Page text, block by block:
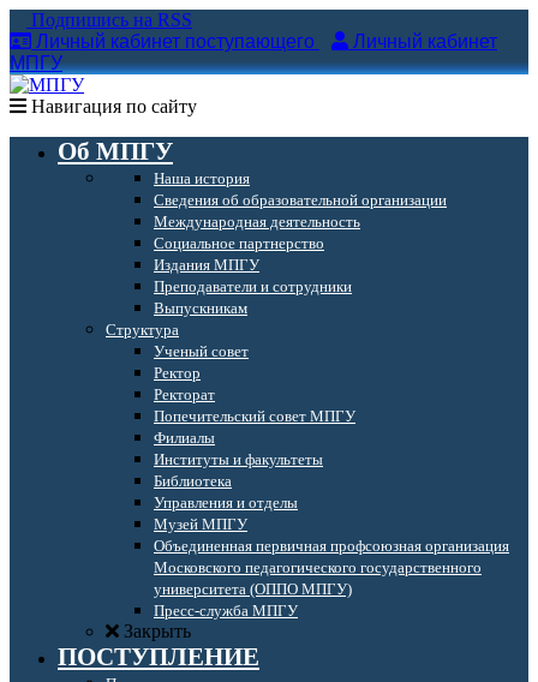
Подпишись на RSS
Личный кабинет поступающего
Личный кабинет
МПГУ
Навигация по сайту
Об МПГУ
Наша история
Сведения об образовательной организации
Международная деятельность
Социальное партнерство
Издания МПГУ
Преподаватели и сотрудники
Выпускникам
Структура
Ученый совет
Ректор
Ректорат
Попечительский совет МПГУ
Филиалы
Институты и факультеты
Библиотека
Управления и отделы
Музей МПГУ
Объединенная первичная профсоюзная организация
Московского педагогического государственного
университета (ОППО МПГУ)
Пресс-служба МПГУ
Закрыть
ПОСТУПЛЕНИЕ